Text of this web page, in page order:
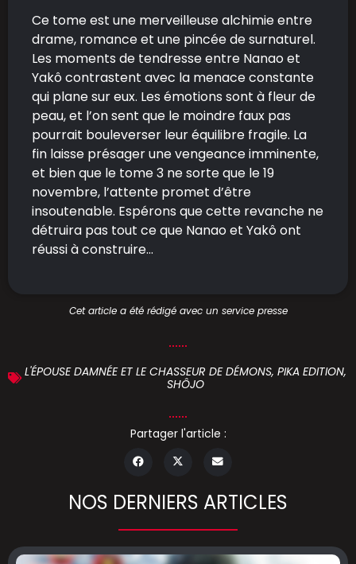
Ce tome est une merveilleuse alchimie entre
drame, romance et une pincée de surnaturel.
Les moments de tendresse entre Nanao et
Yakô contrastent avec la menace constante
qui plane sur eux. Les émotions sont à fleur de
peau, et l’on sent que le moindre faux pas
pourrait bouleverser leur équilibre fragile. La
fin laisse présager une vengeance imminente,
et bien que le tome 3 ne sorte que le 19
novembre, l’attente promet d’être
insoutenable. Espérons que cette revanche ne
détruira pas tout ce que Nanao et Yakô ont
réussi à construire…
Cet article a été rédigé avec un service presse
L'ÉPOUSE DAMNÉE ET LE CHASSEUR DE DÉMONS, PIKA EDITION,
SHÔJO
Partager l'article :
NOS DERNIERS ARTICLES